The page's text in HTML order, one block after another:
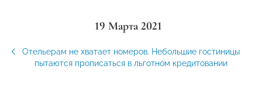
19 Марта 2021
Отельерам не хватает номеров. Небольшие гостиницы
пытаются прописаться в льготном кредитовании